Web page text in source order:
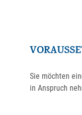
Sie möchten
in Anspruch